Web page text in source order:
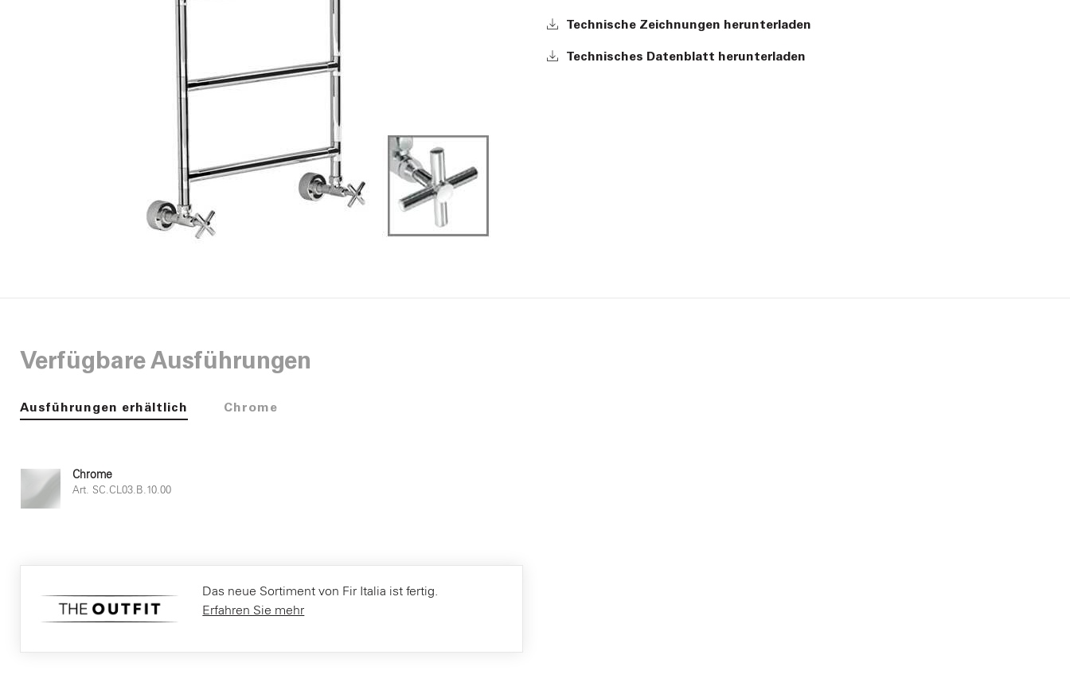
Technische Zeichnungen herunterladen
Technisches Datenblatt herunterladen
Verfügbare Ausführungen
Ausführungen erhältlich Chrome
Chrome
Art. SC.CL03.B.10.00
Das neue Sortiment von Fir Italia ist fertig.
Erfahren Sie mehr